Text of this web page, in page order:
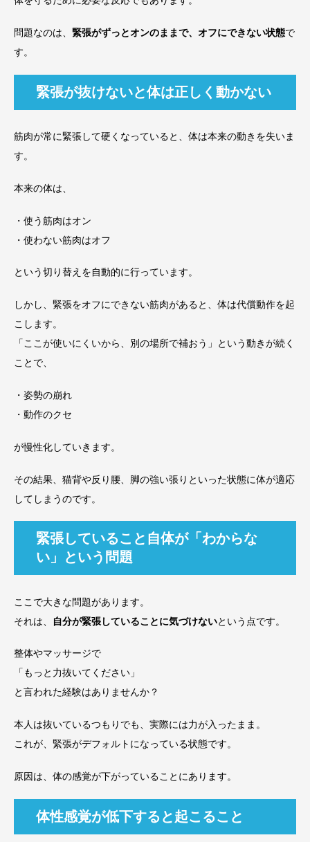
問題なのは、 緊張がずっとオンのままで、オフにできない状態で
す。
緊張が抜けないと体は正しく動かない
筋肉が常に緊張して硬くなっていると、体は本来の動きを失いま
す。
本来の体は、
・使う筋肉はオン
・使わない筋肉はオフ
という切り替えを自動的に行っています。
しかし、緊張をオフにできない筋肉があると、体は代償動作を起
こします。
「ここが使いにくいから、別の場所で補おう」という動きが続く
ことで、
・姿勢の崩れ
・動作のクセ
が慢性化していきます。
その結果、猫背や反り腰、脚の強い張りといった状態に体が適応
してしまうのです。
緊張していること自体が「わからな
い」という問題
ここで大きな問題があります。
それは、
自分が緊張していることに気づけないという点です。
整体やマッサージで
「もっと力抜いてください」
と言われた経験はありませんか？
本人は抜いているつもりでも、実際には力が入ったまま。
これが、緊張がデフォルトになっている状態です。
原因は、体の感覚が下がっていることにあります。
体性感覚が低下すると起こること